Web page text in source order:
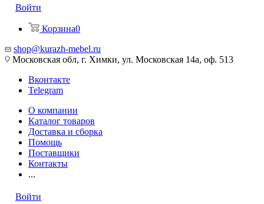
Войти
Корзина0
shop@kurazh-mebel.ru
Московская обл, г. Химки, ул. Московская 14а, оф. 513
Вконтакте
Telegram
О компании
Каталог товаров
Доставка и сборка
Помощь
Поставщики
Контакты
...
Войти